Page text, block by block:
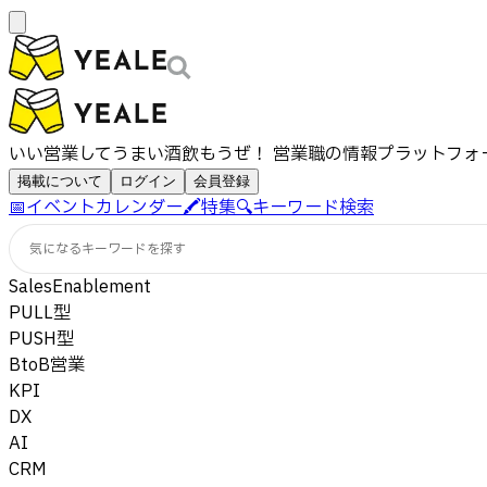
いい営業してうまい酒飲もうぜ！ 営業職の情報プラットフォ
掲載について ログイン 会員登録
📅イベントカレンダー🖍️特集🔍キーワード検索
気になるキーワードを探す
SalesEnablement
PULL型
PUSH型
BtoB営業
KPI
DX
AI
CRM